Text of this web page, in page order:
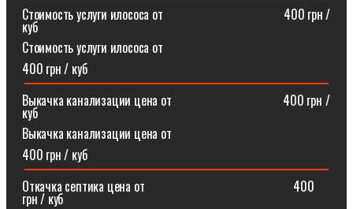
Стоимость услуги илососа от⠀⠀⠀⠀⠀⠀⠀⠀⠀⠀⠀⠀⠀400 грн /
куб
Стоимость услуги илососа от
400 грн / куб
Выкачка канализации цена от⠀⠀⠀⠀⠀⠀⠀⠀⠀⠀⠀⠀400 грн /
куб
Выкачка канализации цена от
400 грн / куб
Откачка септика цена от⠀⠀⠀⠀⠀⠀⠀⠀⠀⠀⠀⠀⠀⠀⠀⠀400
грн / куб